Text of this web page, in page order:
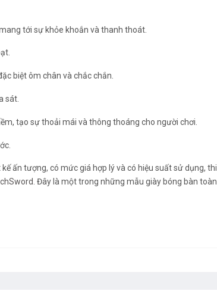
tới sự khỏe khoắn và thanh thoát.
biệt ôm chân và chắc chắn.
sát.
tạo sự thoải mái và thông thoáng cho người chơi.
ấn tượng, có mức giá hợp lý và có hiệu suất sử dụng, thi
. Đây là một trong những mẫu giày bóng bàn toàn